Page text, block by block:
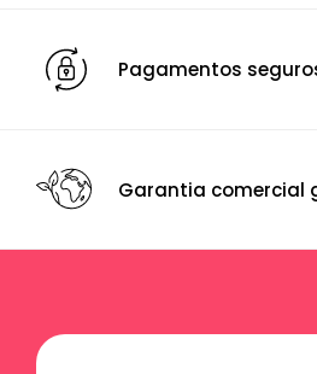
Pagamentos
Garantia comercial